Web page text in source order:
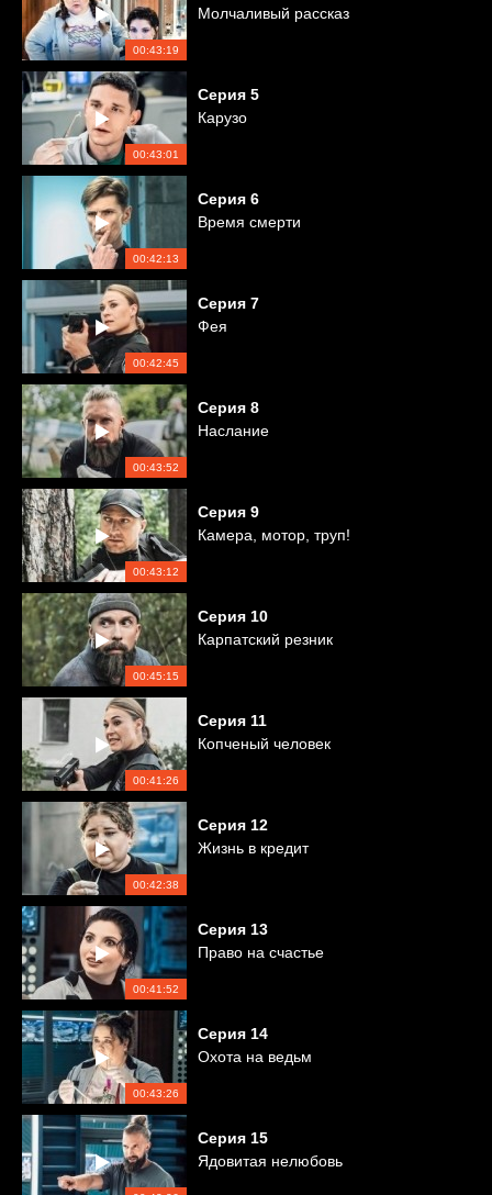
00:43:19
Молчаливый рассказ
00:43:01
Серия 5
Карузо
00:42:13
Серия 6
Время смерти
00:42:45
Серия 7
Фея
00:43:52
Серия 8
Наслание
00:43:12
Серия 9
Камера, мотор, труп!
00:45:15
Серия 10
Карпатский резник
00:41:26
Серия 11
Копченый человек
00:42:38
Серия 12
Жизнь в кредит
00:41:52
Серия 13
Право на счастье
00:43:26
Серия 14
Охота на ведьм
Серия 15
Ядовитая нелюбовь